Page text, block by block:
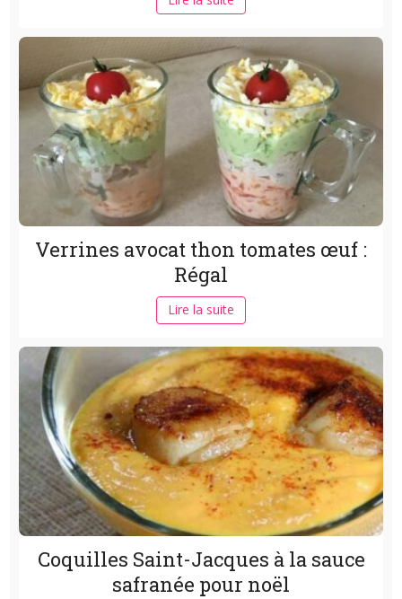
Verrines avocat thon tomates œuf :
Régal
Lire la suite
Coquilles Saint-Jacques à la sauce
safranée pour noël